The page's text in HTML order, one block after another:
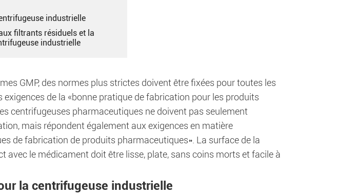
industrielle
filtrants résiduels et la
industrielle
GMP, des normes plus strictes doivent être fixées pour toutes les
de la «bonne pratique de fabrication pour les produits
centrifugeuses pharmaceutiques ne doivent pas seulement
mais répondent également aux exigences en matière
de fabrication de produits pharmaceutiques». La surface de la
avec le médicament doit être lisse, plate, sans coins morts et facile à
la centrifugeuse industrielle